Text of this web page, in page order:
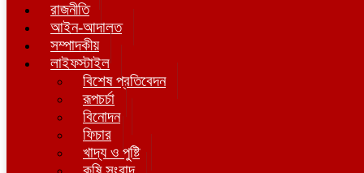
রাজনীতি
আইন-আদালত
সম্পাদকীয়
লাইফস্টাইল
বিশেষ প্রতিবেদন
রূপচর্চা
বিনোদন
ফিচার
খাদ্য ও পুষ্টি